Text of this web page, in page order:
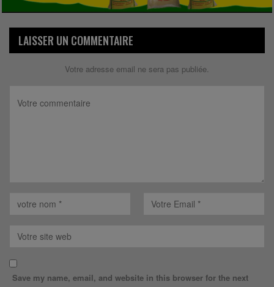
LAISSER UN COMMENTAIRE
Votre adresse email ne sera pas publiée.
Save my name, email, and website in this browser for the next